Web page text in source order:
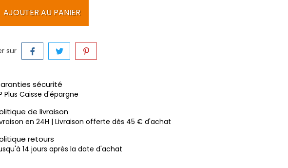
AJOUTER AU PANIER
sur
sécurité
Plus Caisse d'épargne
de livraison
en 24H | Livraison offerte dès 45 € d'achat
retours
14 jours après la date d'achat